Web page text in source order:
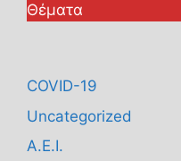
Θέματα
COVID-19
Uncategorized
Α.Ε.Ι.